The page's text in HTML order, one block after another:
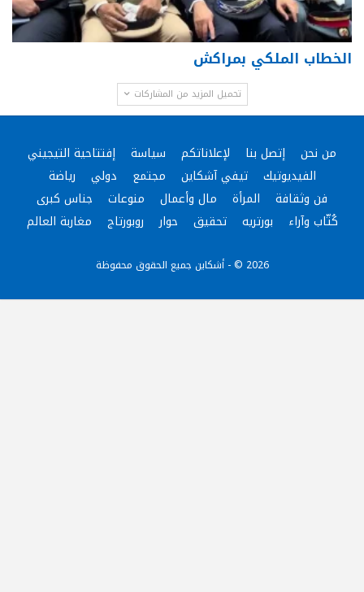
الخطاب الملكي بمراكش
تحميل المزيد من المشاركات
من نحن إتصل بنا لإعلاناتكم سياسة
إفتتاحية التيجيني
الفيديوتيك
تيفي آشكاين مجتمع دولي
رياضة
فن وثقافة
المرأة مال وأعمال منوعات
جناس كبرى
كُتّاب وآراء
بورتريه تحقيق حوار روبورتاج مغاربة العالم
2026 © - أشكاين جميع الحقوق محفوظة